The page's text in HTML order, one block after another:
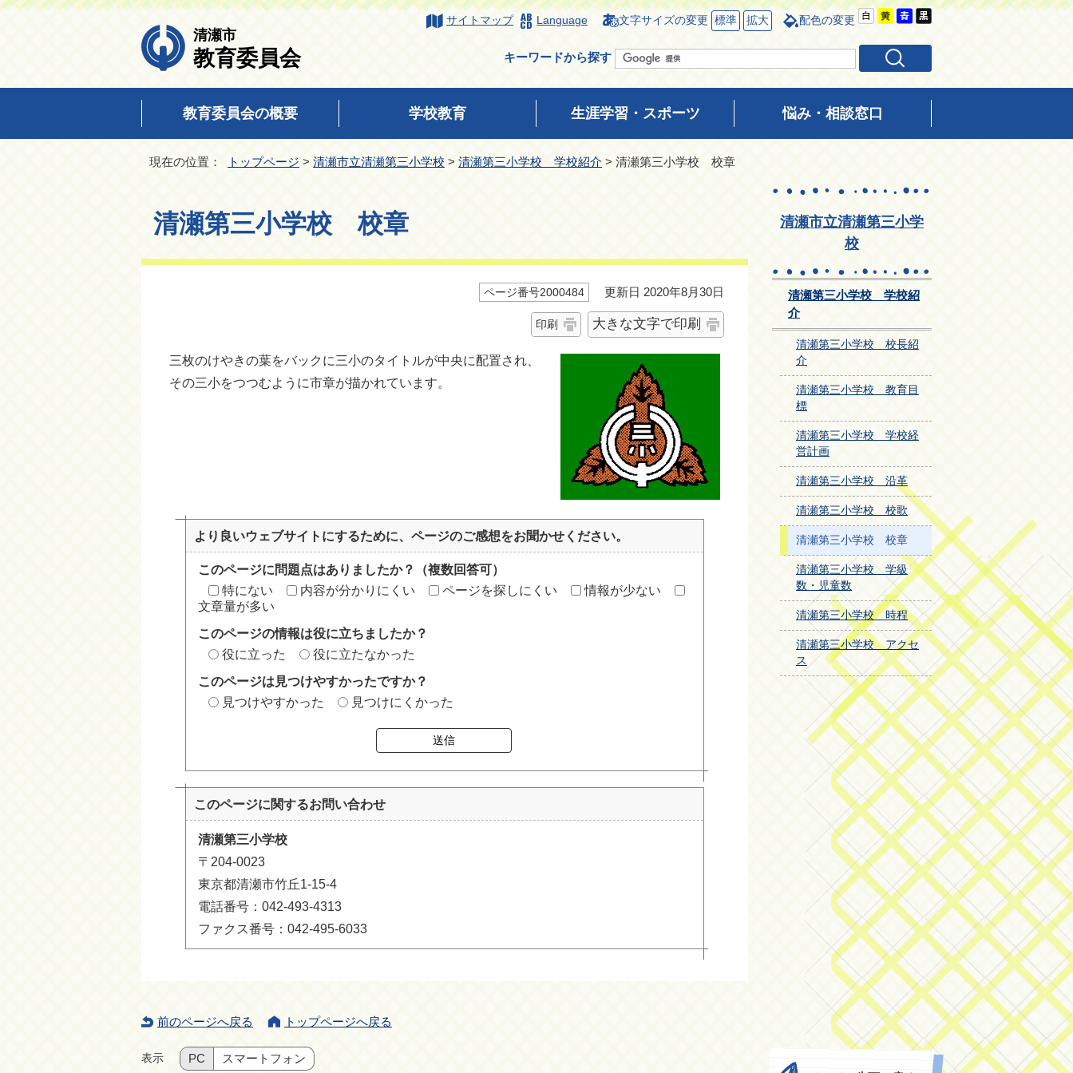
清瀬市
教育委員会
サイトマップ Language 文字サイズの変更 標準 拡大 配色の変更
キーワードから探す
教育委員会の概要 学校教育 生涯学習・スポーツ 悩み・相談窓口
現在の位置： トップページ > 清瀬市立清瀬第三小学校 > 清瀬第三小学校 学校紹介 > 清瀬第三小学校 校章
清瀬第三小学校 校章
ページ番号2000484 更新日 2020年8月30日
印刷 大きな文字で印刷
三枚のけやきの葉をバックに三小のタイトルが中央に配置され、
その三小をつつむように市章が描かれています。
より良いウェブサイトにするために、ページのご感想をお聞かせください。
このページに問題点はありましたか？（複数回答可）
特にない
内容が分かりにくい ページを探しにくい
情報が少ない
文章量が多い
このページの情報は役に立ちましたか？
役に立った
役に立たなかった
このページは見つけやすかったですか？
見つけやすかった
見つけにくかった
送信
このページに関するお問い合わせ
清瀬第三小学校
〒204-0023
東京都清瀬市竹丘1-15-4
電話番号：042-493-4313
ファクス番号：042-495-6033
清瀬市立清瀬第三小学
校
清瀬第三小学校 学校紹
介
清瀬第三小学校 校長紹
介
清瀬第三小学校 教育目
標
清瀬第三小学校 学校経
営計画
清瀬第三小学校 沿革
清瀬第三小学校 校歌
清瀬第三小学校 校章
清瀬第三小学校 学級
数・児童数
清瀬第三小学校 時程
清瀬第三小学校 アクセ
ス
前のページへ戻る トップページへ戻る
表示 PC スマートフォン